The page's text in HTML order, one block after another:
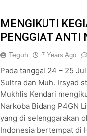
MENGIKUTI
PENGGIAT ANTI
Teguh 7 Years Ago
Pada tanggal 24 – 25
Sultra dan Muh. Irsyad
Mukhlis Kendari
Narkoba Bidang P4GN
yang di selenggarakan
Indonesia bertempat di